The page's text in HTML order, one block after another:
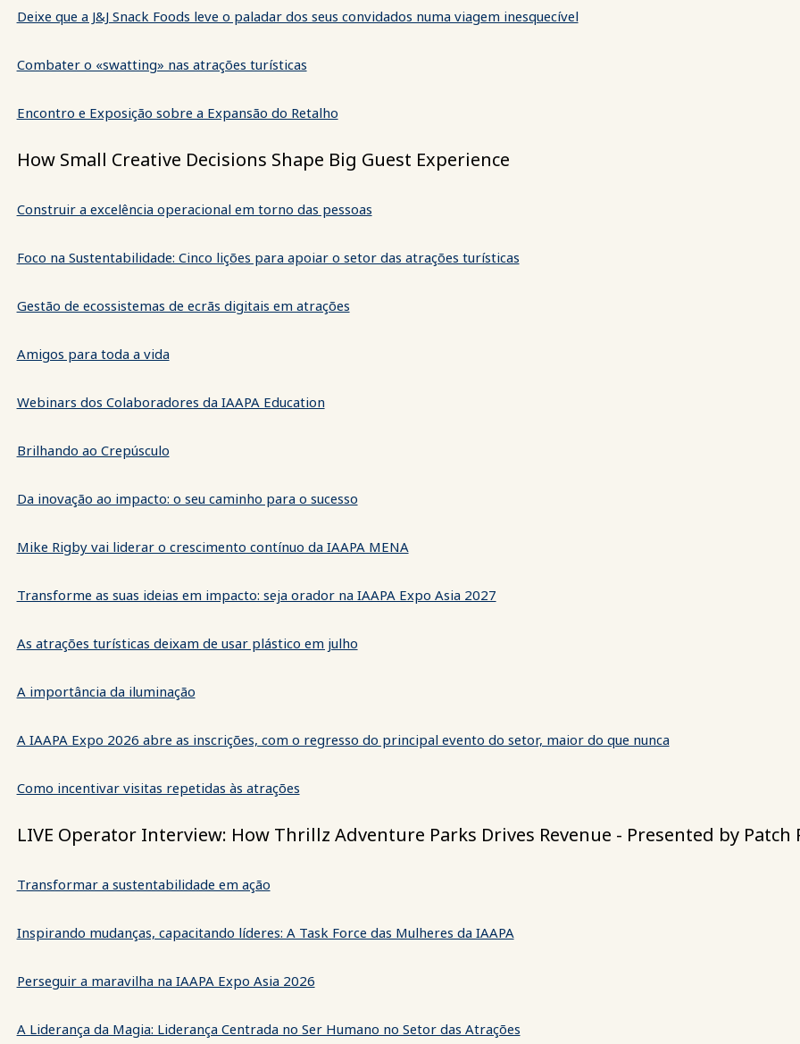
Deixe que a J&J Snack Foods leve o paladar dos seus convidados numa viagem inesquecível
Combater o «swatting» nas atrações turísticas
Encontro e Exposição sobre a Expansão do Retalho
How Small Creative Decisions Shape Big Guest Experience
Construir a excelência operacional em torno das pessoas
Foco na Sustentabilidade: Cinco lições para apoiar o setor das atrações turísticas
Gestão de ecossistemas de ecrãs digitais em atrações
Amigos para toda a vida
Webinars dos Colaboradores da IAAPA Education
Brilhando ao Crepúsculo
Da inovação ao impacto: o seu caminho para o sucesso
Mike Rigby vai liderar o crescimento contínuo da IAAPA MENA
Transforme as suas ideias em impacto: seja orador na IAAPA Expo Asia 2027
As atrações turísticas deixam de usar plástico em julho
A importância da iluminação
A IAAPA Expo 2026 abre as inscrições, com o regresso do principal evento do setor, maior do que nunca
Como incentivar visitas repetidas às atrações
LIVE Operator Interview: How Thrillz Adventure Parks Drives Revenue - Presented by Patch
Transformar a sustentabilidade em ação
Inspirando mudanças, capacitando líderes: A Task Force das Mulheres da IAAPA
Perseguir a maravilha na IAAPA Expo Asia 2026
A Liderança da Magia: Liderança Centrada no Ser Humano no Setor das Atrações